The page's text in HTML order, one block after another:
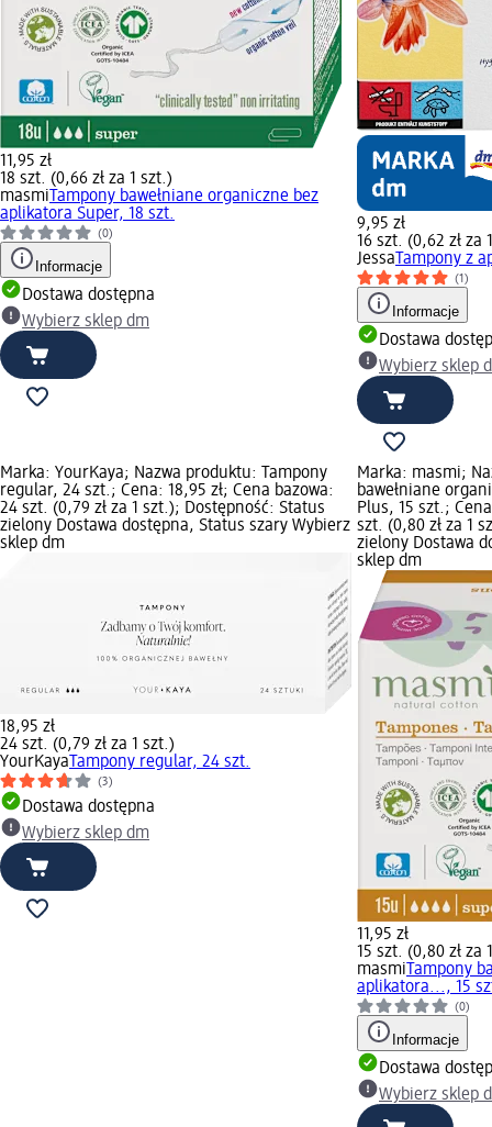
11,95 zł
18 szt. (0,66 zł za 1 szt.)
masmi Tampony bawełniane organiczne bez
aplikatora Super, 18 szt.
(0)
Informacje
Dostawa dostępna
Wybierz sklep dm
9,95 zł
16 szt. (0,62 zł za
Jessa Tampony z
(1)
Informacje
Dostawa
Wybierz sklep
Marka: YourKaya; Nazwa produktu: Tampony
regular, 24 szt.; Cena: 18,95 zł; Cena bazowa:
24 szt. (0,79 zł za 1 szt.); Dostępność: Status
zielony Dostawa dostępna, Status szary Wybierz
sklep dm
18,95 zł
24 szt. (0,79 zł za 1 szt.)
YourKaya Tampony regular, 24 szt.
(3)
Dostawa dostępna
Wybierz sklep dm
Marka: masmi;
bawełniane
Plus, 15 szt.;
szt. (0,80 zł za 1
zielony Dostawa
sklep dm
11,95 zł
15 szt. (0,80 zł za
masmi Tampony
aplikatora..., 15
(0)
Informacje
Dostawa
Wybierz sklep